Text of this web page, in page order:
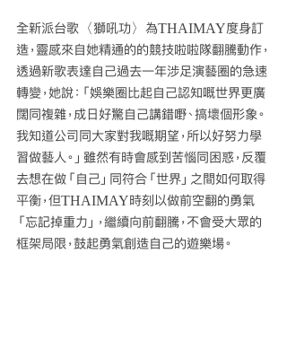
全新派台歌〈獅吼功〉 為THAIMAY度身訂
造，靈感來自她精通的的競技啦啦隊翻騰動作，
透過新歌表達自己過去一年涉足演藝圈的急速
轉變，她說：「娛樂圈比起自己認知嘅世界更廣
闊同複雜，成日好驚自己講錯嘢、搞壞個形象。
我知道公司同大家對我嘅期望，所以好努力學
習做藝人。」雖然有時會感到苦惱同困惑，反覆
去想在做「自己」同符合「世界」之間如何取得
平衡，但THAIMAY時刻以做前空翻的勇氣
「忘記掉重力」，繼續向前翻騰，不會受大眾的
框架局限，鼓起勇氣創造自己的遊樂場。